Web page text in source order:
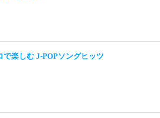
で楽しむ J-POPソングヒッツ